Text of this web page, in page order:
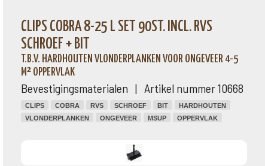
CLIPS COBRA 8-25 L SET 90ST. INCL. RVS
SCHROEF + BIT
T.B.V. HARDHOUTEN VLONDERPLANKEN VOOR ONGEVEER 4-5
M² OPPERVLAK
Bevestigingsmaterialen | Artikel nummer 10668
CLIPS COBRA RVS SCHROEF BIT
HARDHOUTEN
VLONDERPLANKEN
ONGEVEER MSUP OPPERVLAK